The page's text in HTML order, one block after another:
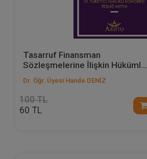
Tasarruf Finansman
Sözleşmelerine İlişkin Hüküml...
Dr. Öğr. Üyesi Hande DENİZ
100 TL
60 TL